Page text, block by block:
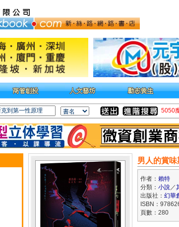
5050
男人的賞
作者： 賴特
分類： 小說／
出版社： 幻華
ISBN：
頁數：280